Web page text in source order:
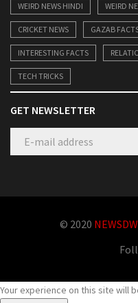
WEIRD NEWS HINDI WEIRD
CRICKET NEWS GAZAB
INTERESTING FACTS
TECH TRICKS
GET NEWSLETTER
© 2020
Your experience on this site will